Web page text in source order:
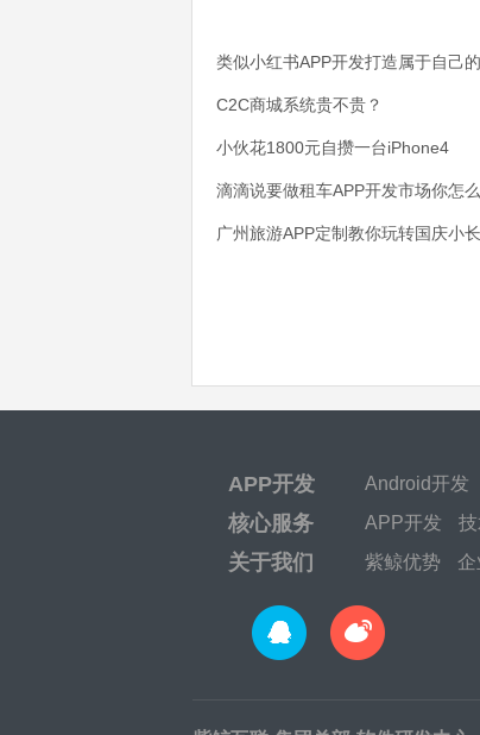
类似小红书APP开发打造属于自己
C2C商城系统贵不贵？
小伙花1800元自攒一台iPhone4
滴滴说要做租车APP开发市场你怎
广州旅游APP定制教你玩转国庆小
APP开发 Android开发
核心服务 APP开发
关于我们 紫鲸优势 企